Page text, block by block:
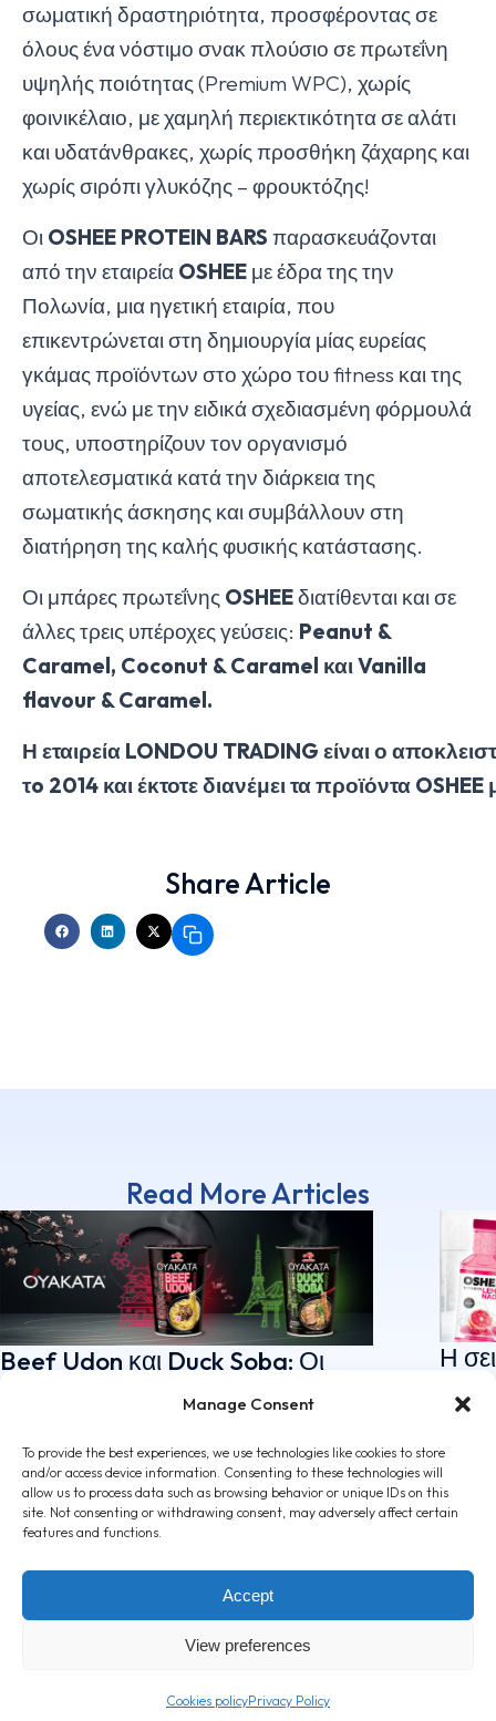
Manage Consent
To provide the best experiences, we use technologies like cookies to store
and/or access device information. Consenting to these technologies will
allow us to process data such as browsing behavior or unique IDs on this
site. Not consenting or withdrawing consent, may adversely affect certain
features and functions.
Accept
View preferences
Cookies policyPrivacy Policy
σωματική δραστηριότητα, προσφέροντας σε
όλους ένα νόστιμο σνακ πλούσιο σε πρωτεΐνη
υψηλής ποιότητας (Premium WPC), χωρίς
φοινικέλαιο, με χαμηλή περιεκτικότητα σε αλάτι
και υδατάνθρακες, χωρίς προσθήκη ζάχαρης και
χωρίς σιρόπι γλυκόζης – φρουκτόζης!
Οι OSHEE PROTEIN BARS παρασκευάζονται
από την εταιρεία OSHEE με έδρα της την
Πολωνία, μια ηγετική εταιρία, που
επικεντρώνεται στη δημιουργία μίας ευρείας
γκάμας προϊόντων στο χώρο του fitness και της
υγείας, ενώ με την ειδικά σχεδιασμένη φόρμουλά
τους, υποστηρίζουν τον οργανισμό
αποτελεσματικά κατά την διάρκεια της
σωματικής άσκησης και συμβάλλουν στη
διατήρηση της καλής φυσικής κατάστασης.
Οι μπάρες πρωτεΐνης OSHEEδιατίθενται και σε
άλλες τρεις υπέροχες γεύσεις: Peanut &
Caramel, Coconut & Caramel και Vanilla
flavour & Caramel.
Η εταιρεία LONDOU TRADING είναι ο
τo 2014 και έκτοτε διανέμει τα προϊόντα
Share Article
Read More Articles
Beef Udon και Duck Soba: Οι
5 Μαΐου, 2026
Η